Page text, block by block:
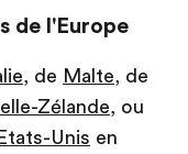
de l'Europe
, de Malte, de
Zélande, ou
Etats-Unis en